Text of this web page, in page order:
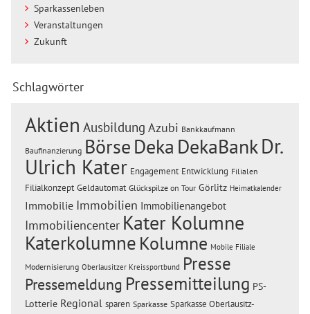
Sparkassenleben
Veranstaltungen
Zukunft
Schlagwörter
Aktien Ausbildung Azubi Bankkaufmann
Baufinanzierung BörseDeka DekaBankDr.
Ulrich Kater Engagement Entwicklung Filialen
Filialkonzept Geldautomat Glückspilze on Tour Görlitz Heimatkalender
Immobilie Immobilien Immobilienangebot
Immobiliencenter Kater Kolumne
Katerkolumne Kolumne Mobile Filiale
Modernisierung Oberlausitzer Kreissportbund Presse
Pressemeldung Pressemitteilung PS-
Lotterie Regional sparen Sparkasse Sparkasse Oberlausitz-